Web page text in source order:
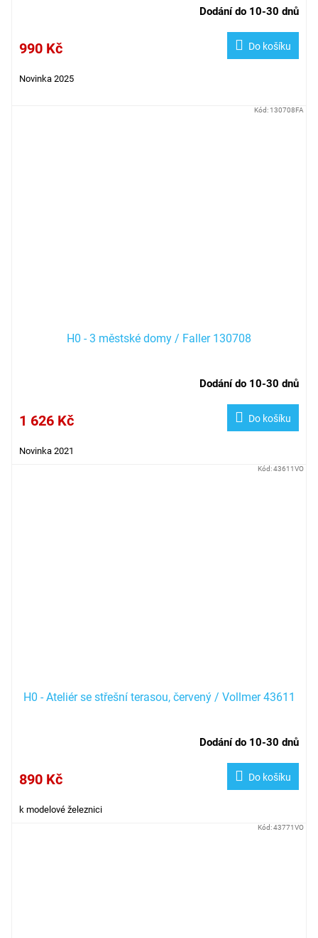
Dodání do 10-30 dnů
990 Kč Do košíku
Novinka 2025
H0 - 3 městské domy / Faller 130708
Dodání do 10-30 dnů
1 626 Kč Do košíku
Novinka 2021
Kód: 130708FA
H0 - Ateliér se střešní terasou, červený / Vollmer 43611
Dodání do 10-30 dnů
890 Kč Do košíku
k modelové železnici
Kód:43611VO
Kód:43771VO